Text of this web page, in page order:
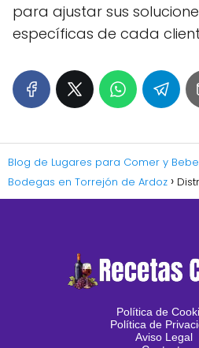
para ajustar sus
específicas de cada
Blog de Lugares para Comer y
Bodegas en Torrejón de Ardoz
Política de
Política de
Aviso Legal